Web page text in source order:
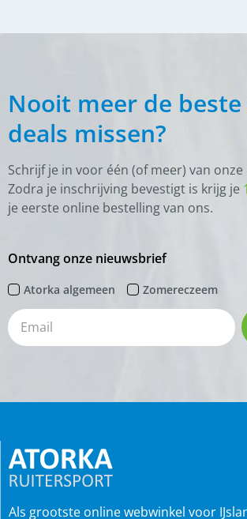
Nooit meer de
deals missen?
Schrijf je in voor één (of meer) van
Zodra je inschrijving bevestigt is krijg je
je eerste online bestelling van ons.
Ontvang onze nieuwsbrief
Atorka algemeen Zomereczeem
Als grootste online webwinkel voor